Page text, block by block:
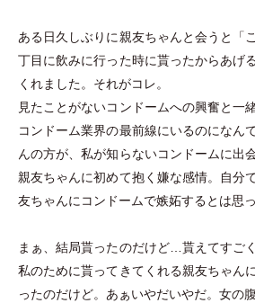
ある日久しぶりに親友ちゃんと会うと 「
丁目に飲みに行った時に貰ったからあげる
くれました。それがコレ。
見たことがないコンドームへの興奮と一
コンドーム業界の最前線にいるのになん
んの方が、私が知らないコンドームに出
親友ちゃんに初めて抱く嫌な感情。自分
友ちゃんにコンドームで嫉妬するとは思
まぁ、結局貰ったのだけど…貰えてすご
私のために貰ってきてくれる親友ちゃん
ったのだけど。あぁいやだいやだ。女の